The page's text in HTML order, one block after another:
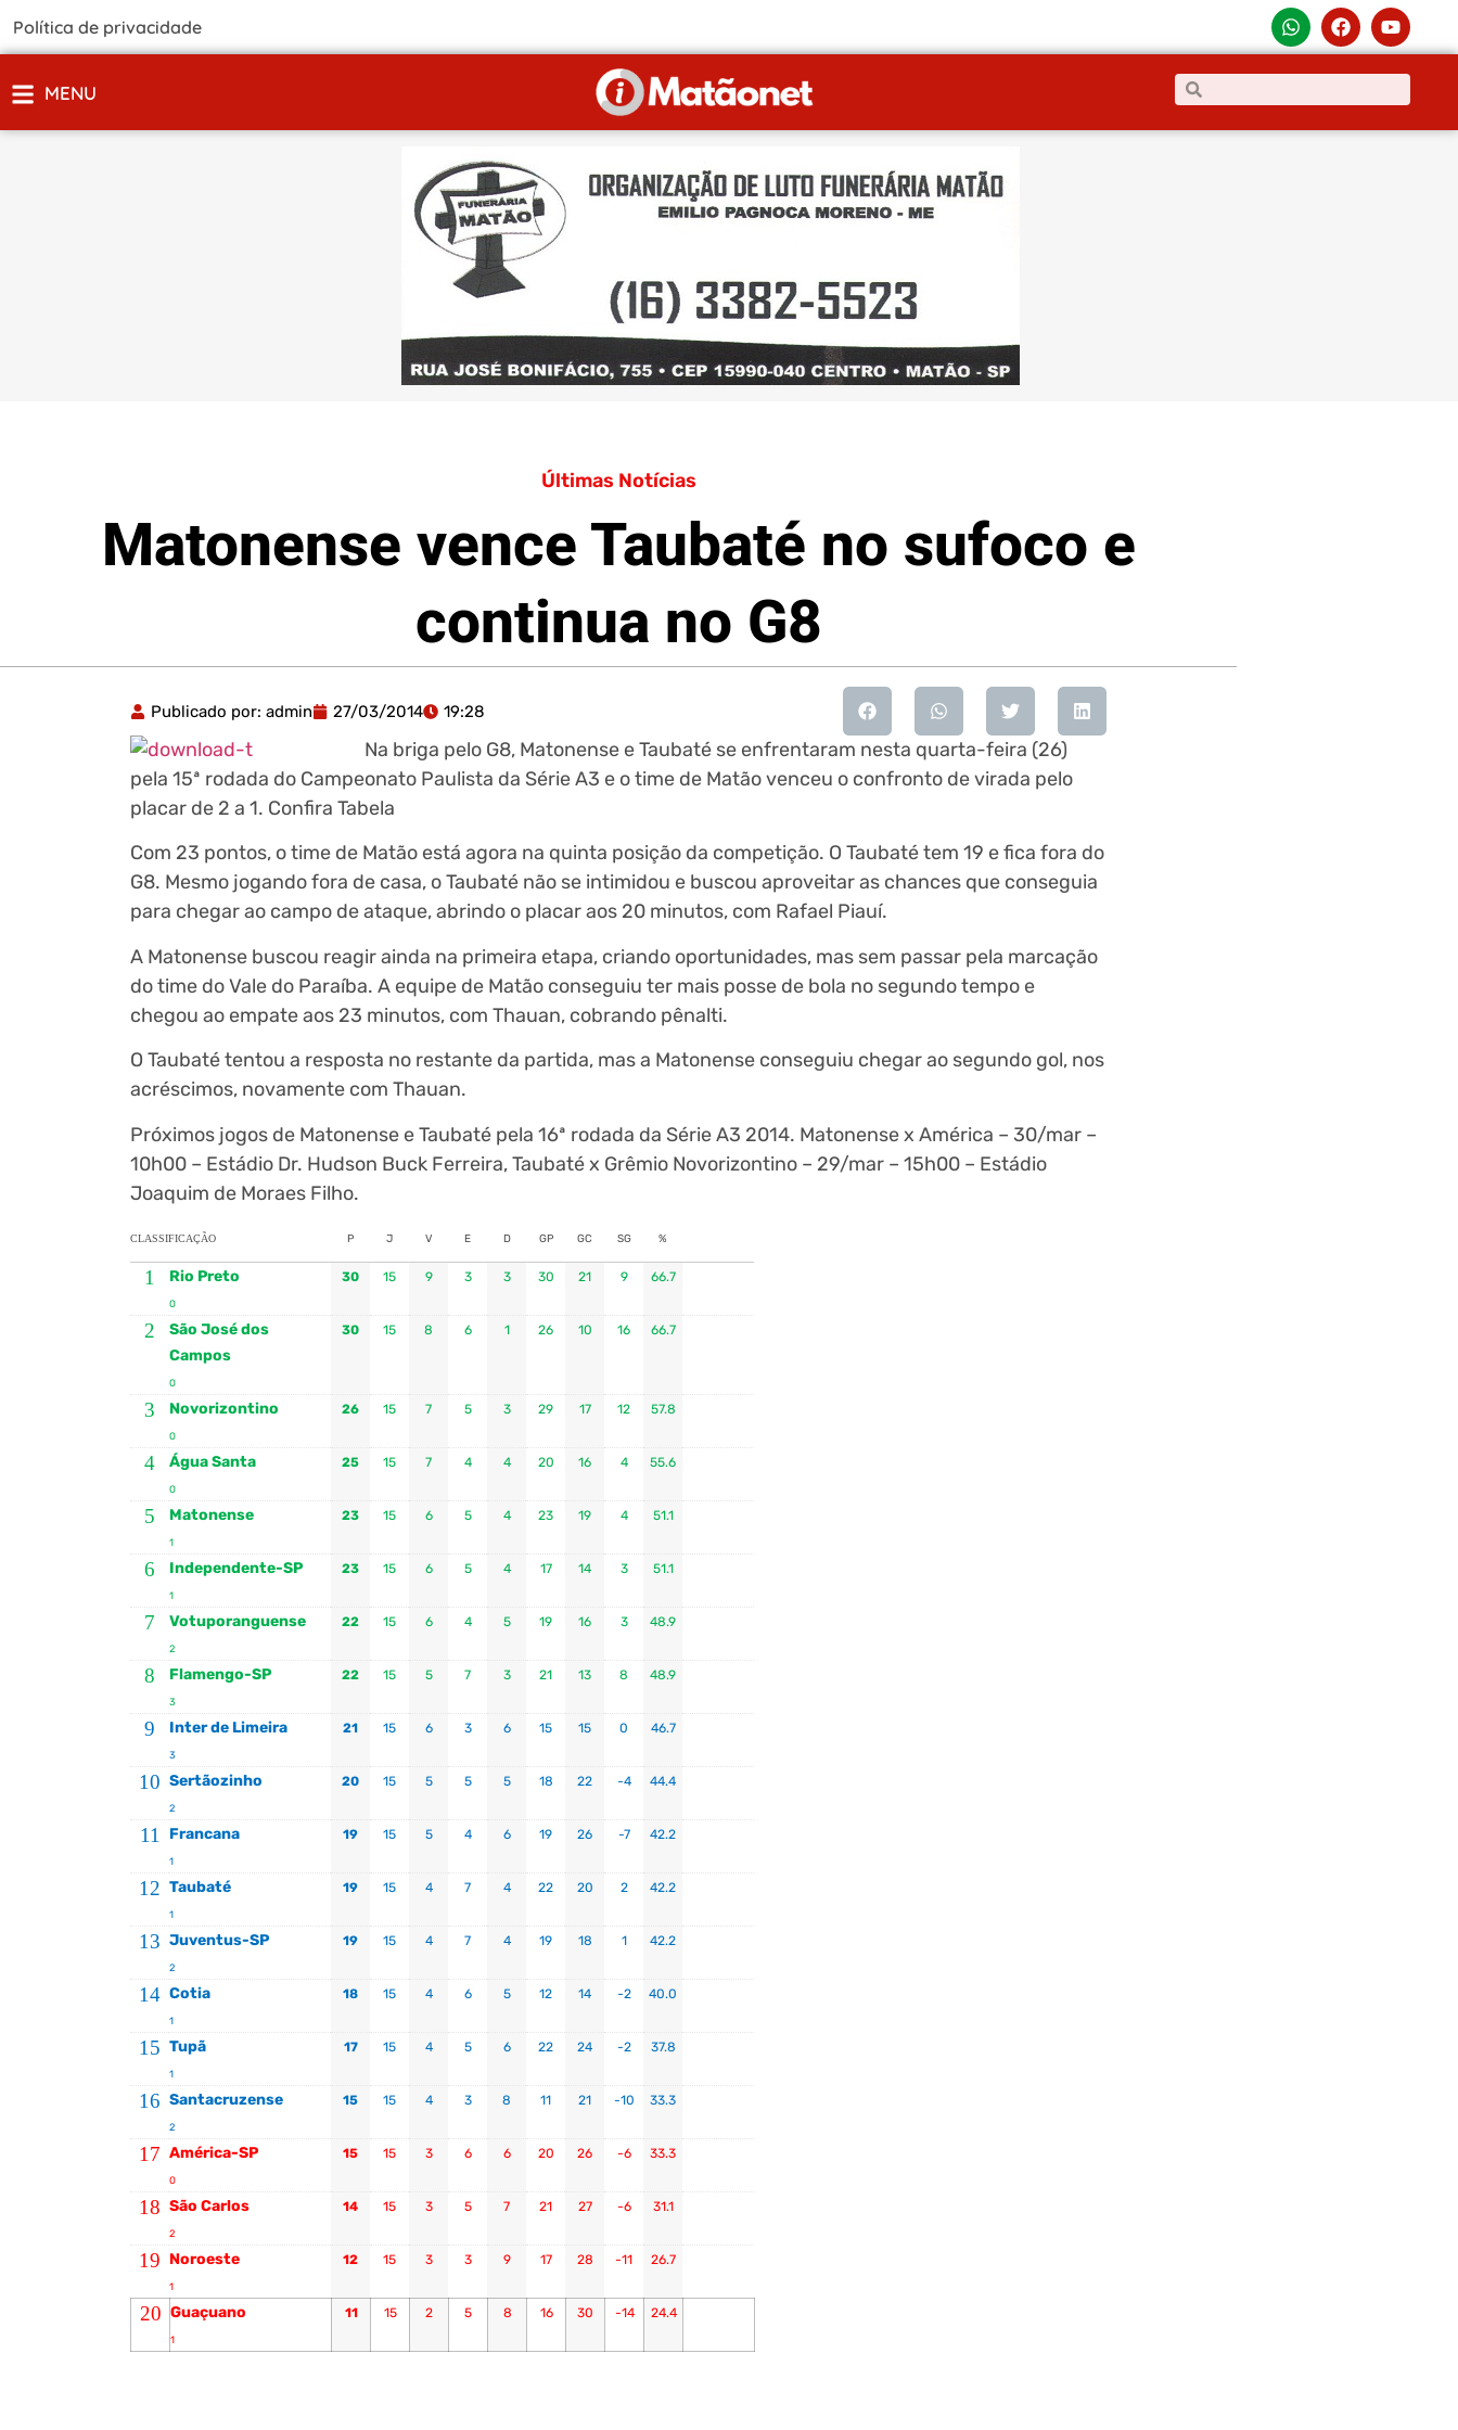
Política de privacidade
MENU
Últimas Notícias
Matonense vence Taubaté no sufoco e
continua no G8
Publicado por: admin 27/03/2014 19:28
Na briga pelo G8, Matonense e Taubaté se enfrentaram nesta quarta-feira (26)
pela 15ª rodada do Campeonato Paulista da Série A3 e o time de Matão venceu o confronto de virada pelo
placar de 2 a 1. Confira Tabela
Com 23 pontos, o time de Matão está agora na quinta posição da competição. O Taubaté tem 19 e fica fora do
G8. Mesmo jogando fora de casa, o Taubaté não se intimidou e buscou aproveitar as chances que conseguia
para chegar ao campo de ataque, abrindo o placar aos 20 minutos, com Rafael Piauí.
A Matonense buscou reagir ainda na primeira etapa, criando oportunidades, mas sem passar pela marcação
do time do Vale do Paraíba. A equipe de Matão conseguiu ter mais posse de bola no segundo tempo e
chegou ao empate aos 23 minutos, com Thauan, cobrando pênalti.
O Taubaté tentou a resposta no restante da partida, mas a Matonense conseguiu chegar ao segundo gol, nos
acréscimos, novamente com Thauan.
Próximos jogos de Matonense e Taubaté pela 16ª rodada da Série A3 2014. Matonense x América – 30/mar –
10h00 – Estádio Dr. Hudson Buck Ferreira, Taubaté x Grêmio Novorizontino – 29/mar – 15h00 – Estádio
Joaquim de Moraes Filho.
CLASSIFICAÇÃO P J V E D GP GC SG %
1 Rio Preto
0
30 15 9 3 3 30 21 9 66.7
2
São José dos
Campos
0
30 15 8 6 1 26 10 16 66.7
3 Novorizontino
0
26 15 7 5 3 29 17 12 57.8
4 Água Santa
0
25 15 7 4 4 20 16 4 55.6
5 Matonense
1
23 15 6 5 4 23 19 4 51.1
6 Independente-SP
1
23 15 6 5 4 17 14 3 51.1
7 Votuporanguense
2
22 15 6 4 5 19 16 3 48.9
8 Flamengo-SP
3
22 15 5 7 3 21 13 8 48.9
9 Inter de Limeira
3
21 15 6 3 6 15 15 0 46.7
10 Sertãozinho
2
20 15 5 5 5 18 22 -4 44.4
11 Francana
1
19 15 5 4 6 19 26 -7 42.2
12 Taubaté
1
19 15 4 7 4 22 20 2 42.2
13 Juventus-SP
2
19 15 4 7 4 19 18 1 42.2
14 Cotia
1
18 15 4 6 5 12 14 -2 40.0
15 Tupã
1
17 15 4 5 6 22 24 -2 37.8
16 Santacruzense
2
15 15 4 3 8 11 21 -10 33.3
17 América-SP
0
15 15 3 6 6 20 26 -6 33.3
18 São Carlos
2
14 15 3 5 7 21 27 -6 31.1
19 Noroeste
1
12 15 3 3 9 17 28 -11 26.7
20 Guaçuano
1
11 15 2 5 8 16 30 -14 24.4